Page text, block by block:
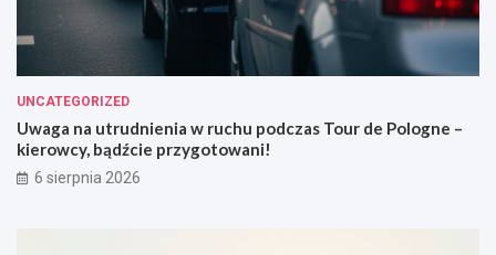
UNCATEGORIZED
Uwaga na utrudnienia w ruchu podczas Tour de Pologne –
kierowcy, bądźcie przygotowani!
6 sierpnia 2026